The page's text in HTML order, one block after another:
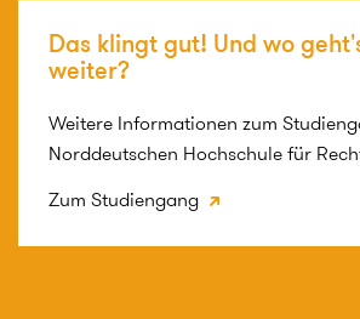
Das klingt gut! Und wo
weiter?
Weitere Informationen zum
Norddeutschen Hochschule für
Zum Studiengang